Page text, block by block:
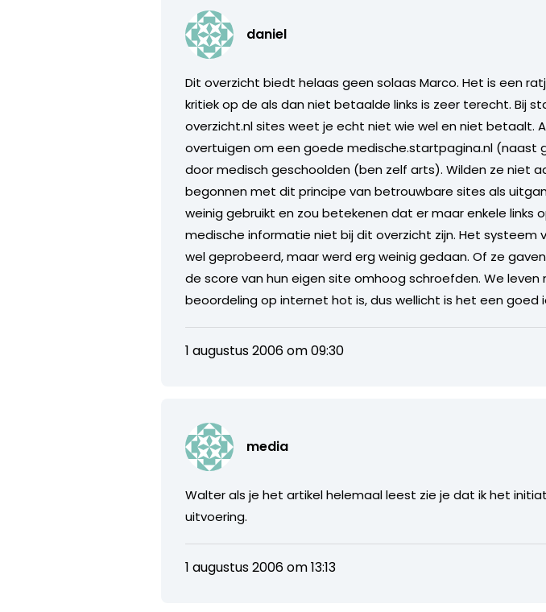
daniel
Dit overzicht biedt helaas geen solaas Marco. Het is een
kritiek op de als dan niet betaalde links is zeer terecht. Bij
overzicht.nl sites weet je echt niet wie wel en niet betaalt.
overtuigen om een goede medische.startpagina.nl
door medisch geschoolden (ben zelf arts). Wilden ze niet
begonnen met dit principe van betrouwbare sites als
weinig gebruikt en zou betekenen dat er maar enkele
medische informatie niet bij dit overzicht zijn. Het systeem
wel geprobeerd, maar werd erg weinig gedaan. Of ze
de score van hun eigen site omhoog schroefden. We
beoordeling op internet hot is, dus wellicht is het een
1 augustus 2006 om 09:30
media
Walter als je het artikel helemaal leest zie je dat ik het
uitvoering.
1 augustus 2006 om 13:13